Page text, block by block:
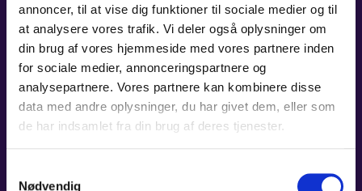
annoncer, til at vise dig funktioner til sociale medier og til
at analysere vores trafik. Vi deler også oplysninger om
din brug af vores hjemmeside med vores partnere inden
for sociale medier, annonceringspartnere og
analysepartnere. Vores partnere kan kombinere disse
data med andre oplysninger, du har givet dem, eller som
de har indsamlet fra din brug af deres tjenester.
Nødvendig
15. OKT 2026 - 16. OKT 2026
FANTASYKONCERT